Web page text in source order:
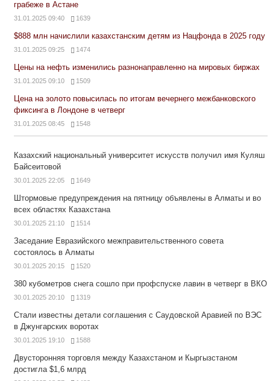
грабеже в Астане
31.01.2025 09:40 1639
$888 млн начислили казахстанским детям из Нацфонда в 2025 году
31.01.2025 09:25 1474
Цены на нефть изменились разнонаправленно на мировых биржах
31.01.2025 09:10 1509
Цена на золото повысилась по итогам вечернего межбанковского
фиксинга в Лондоне в четверг
31.01.2025 08:45 1548
Казахский национальный университет искусств получил имя Куляш
Байсеитовой
30.01.2025 22:05 1649
Штормовые предупреждения на пятницу объявлены в Алматы и во
всех областях Казахстана
30.01.2025 21:10 1514
Заседание Евразийского межправительственного совета
состоялось в Алматы
30.01.2025 20:15 1520
380 кубометров снега сошло при профспуске лавин в четверг в ВКО
30.01.2025 20:10 1319
Стали известны детали соглашения с Саудовской Аравией по ВЭС
в Джунгарских воротах
30.01.2025 19:10 1588
Двусторонняя торговля между Казахстаном и Кыргызстаном
достигла $1,6 млрд